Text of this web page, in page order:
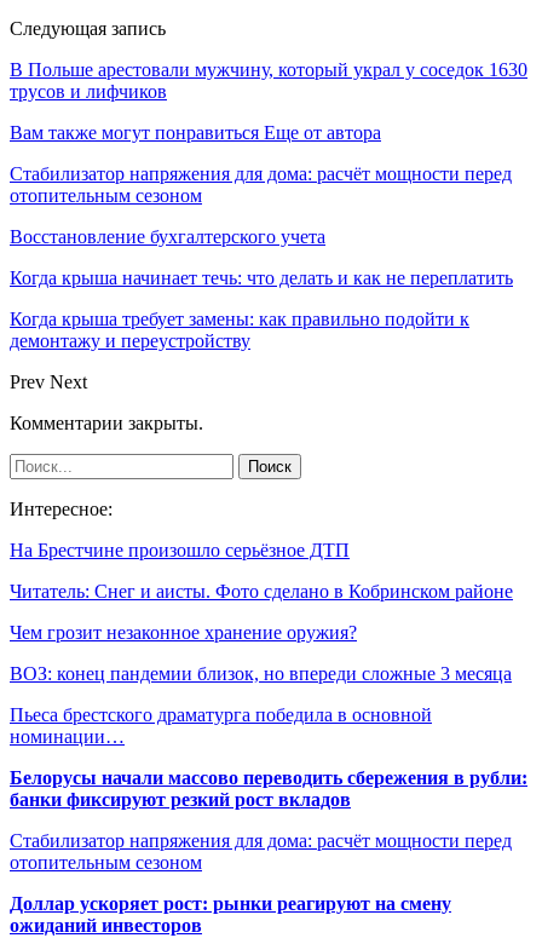
Следующая запись
В Польше арестовали мужчину, который украл у соседок 1630
трусов и лифчиков
Вам также могут понравиться Еще от автора
Стабилизатор напряжения для дома: расчёт мощности перед
отопительным сезоном
Восстановление бухгалтерского учета
Когда крыша начинает течь: что делать и как не переплатить
Когда крыша требует замены: как правильно подойти к
демонтажу и переустройству
Prev Next
Комментарии закрыты.
Интересное:
На Брестчине произошло серьёзное ДТП
Читатель: Снег и аисты. Фото сделано в Кобринском районе
Чем грозит незаконное хранение оружия?
ВОЗ: конец пандемии близок, но впереди сложные 3 месяца
Пьеса брестского драматурга победила в основной
номинации…
Белорусы начали массово переводить сбережения в рубли:
банки фиксируют резкий рост вкладов
Стабилизатор напряжения для дома: расчёт мощности перед
отопительным сезоном
Доллар ускоряет рост: рынки реагируют на смену
ожиданий инвесторов